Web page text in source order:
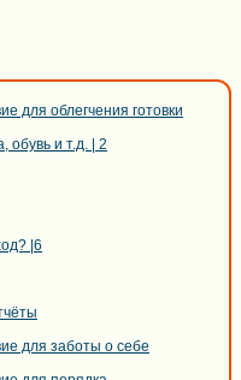
для облегчения готовки
обувь и т.д. | 2
|6
для заботы о себе